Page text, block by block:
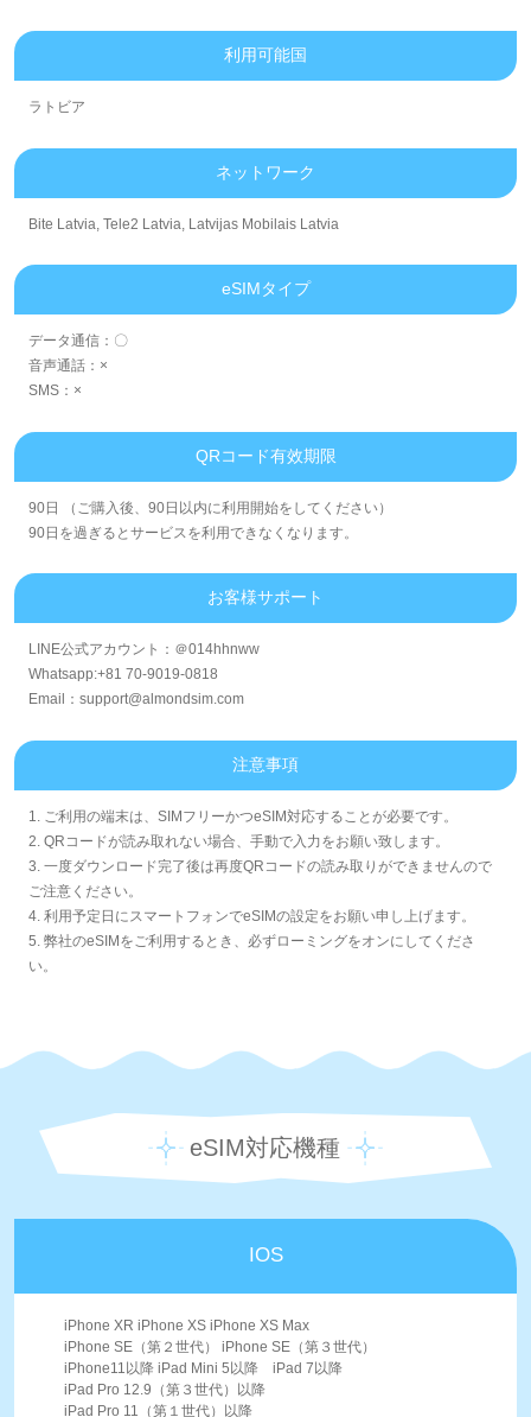
利用可能国
ラトビア
ネットワーク
Bite Latvia, Tele2 Latvia, Latvijas Mobilais Latvia
eSIMタイプ
データ通信：〇
音声通話：×
SMS：×
QRコード有效期限
90日 （ご購入後、90日以内に利用開始をしてください）
90日を過ぎるとサービスを利用できなくなります。
お客様サポート
LINE公式アカウント：＠014hhnww
Whatsapp:+81 70-9019-0818
Email：support@almondsim.com
注意事項
1. ご利用の端末は、SIMフリーかつeSIM対応することが必要です。
2. QRコードが読み取れない場合、手動で入力をお願い致します。
3. 一度ダウンロード完了後は再度QRコードの読み取りができませんので
ご注意ください。
4. 利用予定日にスマートフォンでeSIMの設定をお願い申し上げます。
5. 弊社のeSIMをご利用するとき、必ずローミングをオンにしてくださ
い。
eSIM対応機種
IOS
iPhone XR iPhone XS iPhone XS Max
iPhone SE（第２世代） iPhone SE（第３世代）
iPhone11以降 iPad Mini 5以降 iPad 7以降
iPad Pro 12.9（第３世代）以降
iPad Pro 11（第１世代）以降